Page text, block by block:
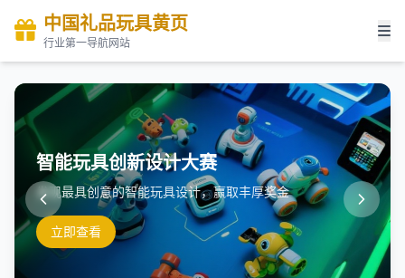
中国礼品玩具黄页
行业第一导航网站
智能玩具创新设计大赛
发现最具创意的智能玩具设计，赢取丰厚奖金
立即查看